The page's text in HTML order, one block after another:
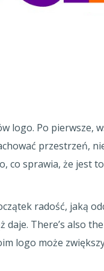
logo. Po pierwsze,
przestrzeń,
co sprawia, że jest
radość, jaką
daje. There’s also
logo może